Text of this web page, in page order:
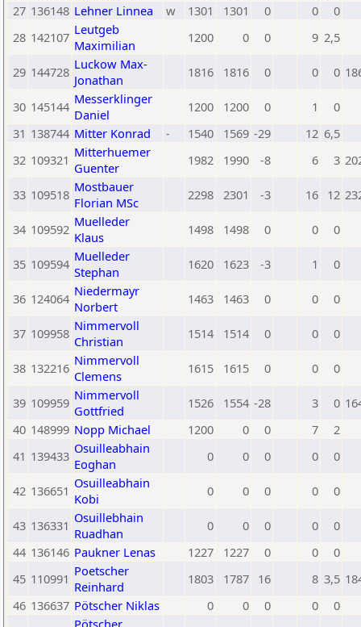
27 136148 Lehner Linnea w 1301 1301 0 0
0
28 142107 Leutgeb
Maximilian
1200 0 0 9 2,5
29 144728 Luckow Max-
Jonathan
1816 1816 0 0 0
30 145144 Messerklinger
Daniel
1200 1200 0 1
0
31 138744 Mitter Konrad - 1540 1569 -29 12 6,5
32 109321 Mitterhuemer
Guenter
1982 1990 -8 6 3
33 109518 Mostbauer
Florian MSc
2298 2301 -3 16 12
34 109592 Muelleder
Klaus
1498 1498 0 0 0
35 109594 Muelleder
Stephan
1620 1623 -3 1 0
36 124064 Niedermayr
Norbert
1463 1463 0 0 0
37 109958 Nimmervoll
Christian
1514 1514 0 0 0
38 132216 Nimmervoll
Clemens
1615 1615 0 0 0
39 109959 Nimmervoll
Gottfried
1526 1554 -28 3 0
40 148999 Nopp Michael 1200 0 0 7
2
41 139433 Osuilleabhain
Eoghan
0 0 0 0 0
42 136651 Osuilleabhain
Kobi
0 0 0 0 0
43 136331 Osuillebhain
Ruadhan
0 0 0 0
0
44 136146 Paukner Lenas 1227 1227 0 0
0
45 110991 Poetscher
Reinhard
1803 1787 16 8 3,5
46 136637 Pötscher Niklas 0 0 0 0
0
Pötscher